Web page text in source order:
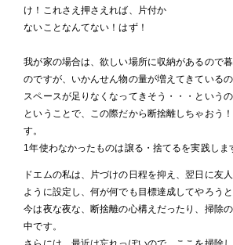
け！これさえ押さえれば、片付か
ないことなんてない！はず！
我が家の場合は、欲しい場所に収納があるので
のですが、いかんせん物の量が増えてきている
スペースが足りなくなってきそう・・・というの
ということで、この際だから断捨離しちゃおう
す。
1年使わなかったものは譲る・捨てるを実践しま
ドエムの私は、片づけの日程を抑え、翌日に友
ように設定し、何が何でも目標達成してやろうと
今は夜な夜な、断捨離の心構えだったり、掃除
中です。